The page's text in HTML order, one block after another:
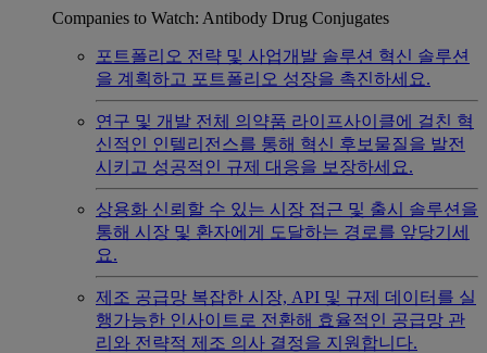
Companies to Watch: Antibody Drug Conjugates
포트폴리오 전략 및 사업개발 솔루션 혁신 솔루션
을 계획하고 포트폴리오 성장을 촉진하세요.
연구 및 개발 전체 의약품 라이프사이클에 걸친 혁
신적인 인텔리전스를 통해 혁신 후보물질을 발전
시키고 성공적인 규제 대응을 보장하세요.
상용화 신뢰할 수 있는 시장 접근 및 출시 솔루션을
통해 시장 및 환자에게 도달하는 경로를 앞당기세
요.
제조 공급망 복잡한 시장, API 및 규제 데이터를 실
행가능한 인사이트로 전환해 효율적인 공급망 관
리와 전략적 제조 의사 결정을 지원합니다.